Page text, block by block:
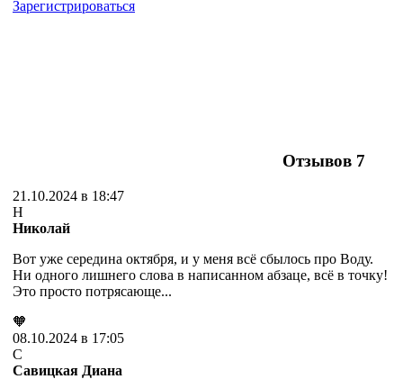
Зарегистрироваться
Отзывов 7
21.10.2024 в 18:47
Н
Николай
Вот уже середина октября, и у меня всё сбылось про Воду.
Ни одного лишнего слова в написанном абзаце, всё в точку!
Это просто потрясающе...
🧡
08.10.2024 в 17:05
С
Савицкая Диана